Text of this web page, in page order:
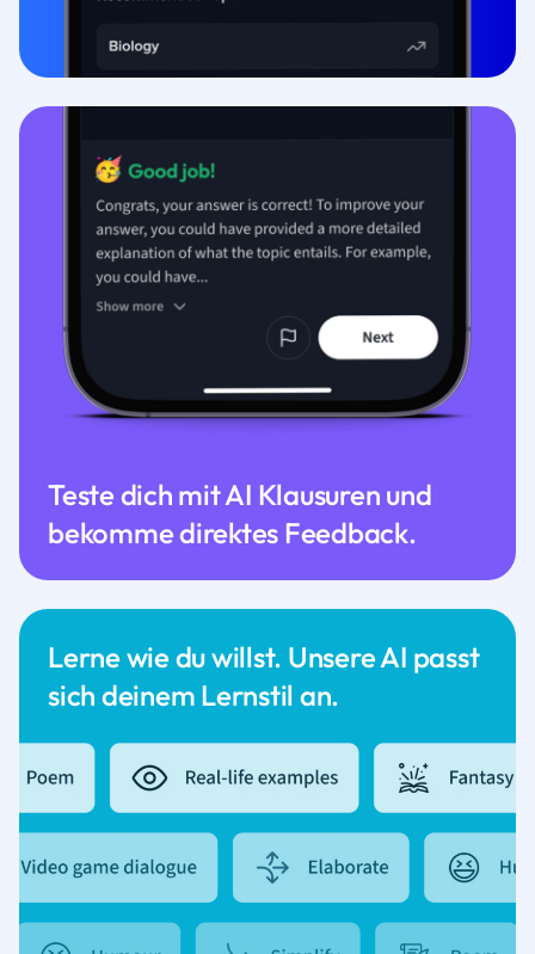
Lerne wie du willst. Unsere AI passt
sich deinem Lernstil an.
Teste dich mit AI Klausuren und
bekomme direktes Feedback.